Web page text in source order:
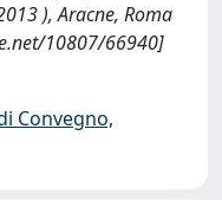
), Aracne, Roma
10807/66940]
Convegno,